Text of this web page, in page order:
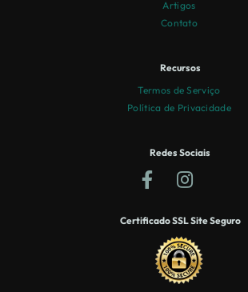
Artigos
Contato
Recursos
Termos de Serviço
Política de Privacidade
Redes Sociais
Certificado SSL Site Seguro